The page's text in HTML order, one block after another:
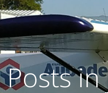
Posts